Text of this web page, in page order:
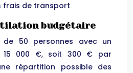
frais de transport
budgétaire
de 50 personnes avec un
15 000 €, soit 300 € par
répartition possible des